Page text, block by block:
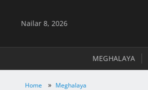
Nailar 8, 2026
MEGHALAYA
Home » Meghalaya